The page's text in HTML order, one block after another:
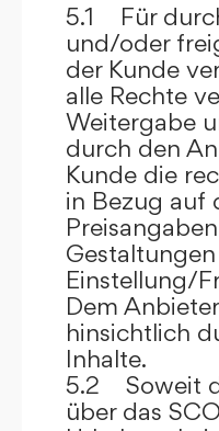
5.1 Für
und/oder
der Kunde
alle Rechte
Weitergabe
durch den
Kunde die
in Bezug auf
Einstellung/
Dem
hinsichtlich
Inhalte.
5.2 Soweit
über das